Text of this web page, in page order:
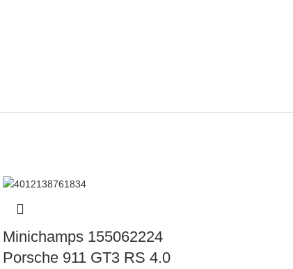
Minichamps 155062224
Porsche 911 GT3 RS 4.0